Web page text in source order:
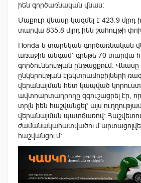
իեն գործառնական վնաս։
Մաքուր վնասը կազմել է 423.9 մլրդ
տարվա 835.8 մլրդ իեն շահույթի
Honda-ն տարեկան գործառնական
առաջին անգամ՝ գրեթե 70 տարվա
գործունեության ընթացքում։
ընկերության էլեկտրամոբիլների
վերանայման հետ կապված
ավտոարտադրողը զգուշացրել էր,
տրլն իեն հաշվանցել՝ այս
վերանայման պատճառով։ Հաշվետու
ժամանակահատվածում արտացոլվել
հաշվանցում։